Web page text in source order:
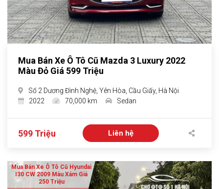
Mua Bán Xe Ô Tô Cũ Mazda 3 Luxury 2022
Màu Đỏ Giá 599 Triệu
Số 2 Dương Đình Nghệ, Yên Hòa, Cầu Giấy, Hà Nội
2022
70,000 km Sedan
599 Triệu Liên hệ
Mua Bán Xe Ô Tô Cũ Hyundai
I30 CW 2009 Màu Xám Giá
250 Triệu